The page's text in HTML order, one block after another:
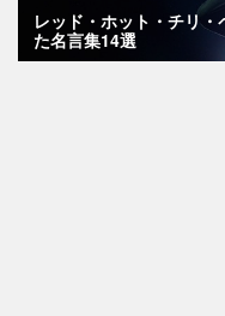
レッド・ホット・チリ
た名言集14選